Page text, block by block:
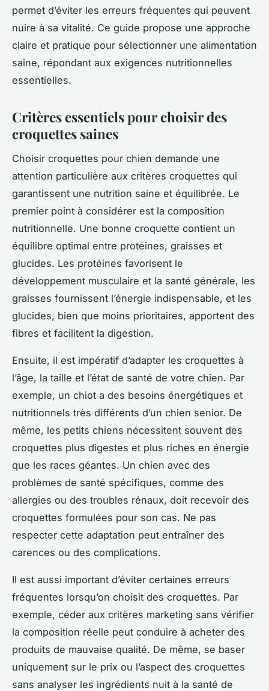
permet d’éviter les erreurs fréquentes qui peuvent
nuire à sa vitalité. Ce guide propose une approche
claire et pratique pour sélectionner une alimentation
saine, répondant aux exigences nutritionnelles
essentielles.
Critères essentiels pour choisir des
croquettes saines
Choisir croquettes pour chien demande une
attention particulière aux critères croquettes qui
garantissent une nutrition saine et équilibrée. Le
premier point à considérer est la composition
nutritionnelle. Une bonne croquette contient un
équilibre optimal entre protéines, graisses et
glucides. Les protéines favorisent le
développement musculaire et la santé générale, les
graisses fournissent l’énergie indispensable, et les
glucides, bien que moins prioritaires, apportent des
fibres et facilitent la digestion.
Ensuite, il est impératif d’adapter les croquettes à
l’âge, la taille et l’état de santé de votre chien. Par
exemple, un chiot a des besoins énergétiques et
nutritionnels très différents d’un chien senior. De
même, les petits chiens nécessitent souvent des
croquettes plus digestes et plus riches en énergie
que les races géantes. Un chien avec des
problèmes de santé spécifiques, comme des
allergies ou des troubles rénaux, doit recevoir des
croquettes formulées pour son cas. Ne pas
respecter cette adaptation peut entraîner des
carences ou des complications.
Il est aussi important d’éviter certaines erreurs
fréquentes lorsqu’on choisit des croquettes. Par
exemple, céder aux critères marketing sans vérifier
la composition réelle peut conduire à acheter des
produits de mauvaise qualité. De même, se baser
uniquement sur le prix ou l’aspect des croquettes
sans analyser les ingrédients nuit à la santé de